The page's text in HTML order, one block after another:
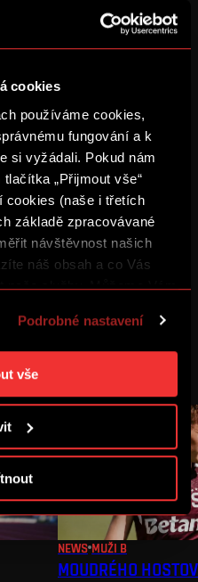
cookies
používáme cookies,
fungování a k
si vyžádali. Pokud nám
„Přijmout vše“
cookies (naše i třetích
základě zpracovávané
návštěvnost našich
náš obsah a co Vás
služby. Můžeme Vám
Jednotlivé
můžete nastavit v
cookies si můžete
provést a další
Podrobné nastavení
vše
FILIP
NALEZINEK
Brankář
NEWS MUŽI B
MOUDRÉHO